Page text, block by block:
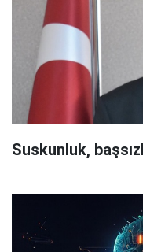
Suskunluk,